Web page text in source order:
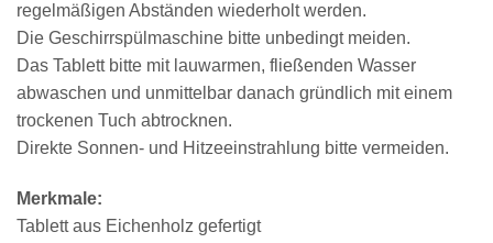
regelmäßigen Abständen wiederholt werden.
Die Geschirrspülmaschine bitte unbedingt meiden.
Das Tablett bitte mit lauwarmen, fließenden Wasser
abwaschen und unmittelbar danach gründlich mit einem
trockenen Tuch abtrocknen.
Direkte Sonnen- und Hitzeeinstrahlung bitte vermeiden.
Merkmale:
Tablett aus Eichenholz gefertigt